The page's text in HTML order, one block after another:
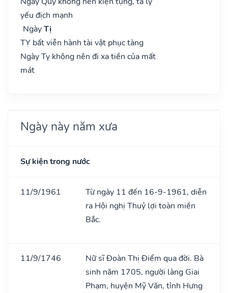
yếu địch mạnh
NgàyTị
TỴ bất viễn hành tài vật phục tàng
Ngày Tỵ không nên đi xa tiền của mất
mát
Ngày này năm xưa
Sự kiện trong nước
11/9/1961
Từ ngày 11 đến 16-9-1961, diễn
ra Hội nghị Thuỷ lợi toàn miền
Bắc.
11/9/1746
Nữ sĩ Đoàn Thị Điểm qua đời. Bà
sinh năm 1705, người làng Giai
Phạm, huyện Mỹ Văn, tỉnh Hưng